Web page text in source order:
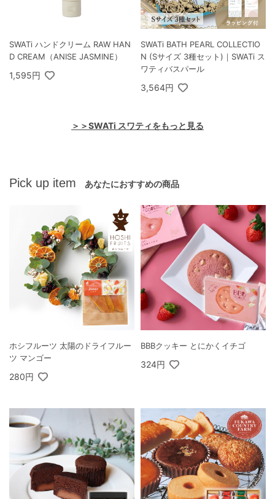
SWATi ハンドクリーム RAW HAN
D CREAM（ANISE JASMINE）
1,595円
SWATi BATH PEARL COLLECTIO
N (Sサイズ 3種セット)｜SWATi ス
ワティバスパール
3,564円
＞＞SWATi スワティをもっと見る
Pick up item あなたにおすすめの商品
ホシフルーツ 太陽のドライフルー
ツ マンゴー
280円
BBBクッキー とにかくイチゴ
324円